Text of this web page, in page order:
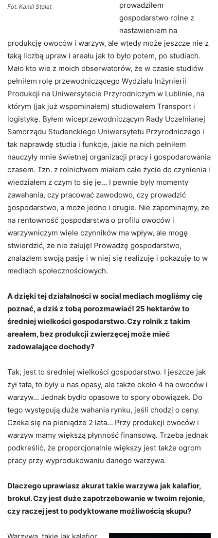
Fot. Kamil Stolat
prowadziłem
gospodarstwo rolne z
nastawieniem na
produkcję owoców i warzyw, ale wtedy może jeszcze nie z
taką liczbą upraw i areału jak to było potem, po studiach.
Mało kto wie z moich obserwatorów, że w czasie studiów
pełniłem rolę przewodniczącego Wydziału Inżynierii
Produkcji na Uniwersytecie Przyrodniczym w Lublinie, na
którym (jak już wspominałem) studiowałem Transport i
logistykę. Byłem wiceprzewodniczącym Rady Uczelnianej
Samorządu Studenckiego Uniwersytetu Przyrodniczego i
tak naprawdę studia i funkcje, jakie na nich pełniłem
nauczyły mnie świetnej organizacji pracy i gospodarowania
czasem. Tzn. z rolnictwem miałem całe życie do czynienia i
wiedziałem z czym to się je… I pewnie były momenty
zawahania, czy pracować zawodowo, czy prowadzić
gospodarstwo, a może jedno i drugie. Nie zapominajmy, że
na rentowność gospodarstwa o profilu owoców i
warzywniczym wiele czynników ma wpływ, ale mogę
stwierdzić, że nie żałuję! Prowadzę gospodarstwo,
znalazłem swoją pasję i w niej się realizuję i pokazuję to w
mediach społecznościowych.
A dzięki tej działalności w social mediach mogliśmy cię
poznać, a dziś z tobą porozmawiać! 25 hektarów to
średniej wielkości gospodarstwo. Czy rolnik z takim
areałem, bez produkcji zwierzęcej może mieć
zadowalające dochody?
Tak, jest to średniej wielkości gospodarstwo. I jeszcze jak
żył tata, to były u nas opasy, ale także około 4 ha owoców i
warzyw… Jednak bydło opasowe to spory obowiązek. Do
tego występują duże wahania rynku, jeśli chodzi o ceny.
Czeka się na pieniądze 2 lata… Przy produkcji owoców i
warzyw mamy większą płynność finansową. Trzeba jednak
podkreślić, że proporcjonalnie większy jest także ogrom
pracy przy wyprodukowaniu danego warzywa.
Dlaczego uprawiasz akurat takie warzywa jak kalafior,
brokuł. Czy jest duże zapotrzebowanie w twoim rejonie,
czy raczej jest to podyktowane możliwością skupu?